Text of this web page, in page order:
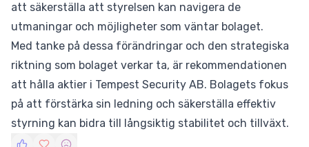
att säkerställa att styrelsen kan navigera de
utmaningar och möjligheter som väntar bolaget.
Med tanke på dessa förändringar och den strategiska
riktning som bolaget verkar ta, är rekommendationen
att hålla aktier i Tempest Security AB. Bolagets fokus
på att förstärka sin ledning och säkerställa effektiv
styrning kan bidra till långsiktig stabilitet och tillväxt.